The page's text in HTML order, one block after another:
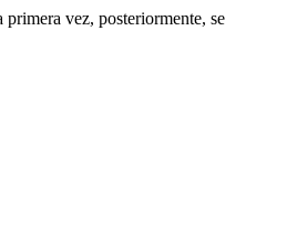
vez, posteriormente, se